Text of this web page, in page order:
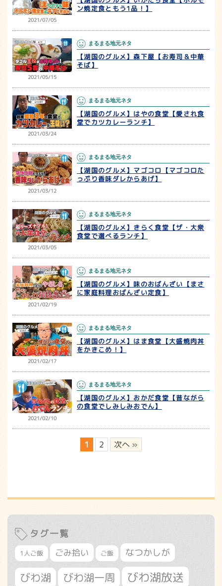
2021/07/05
ン焼定食ともう1品！】
2021/05/15
まるまる地元ネタ
【湖国のグルメ】森下屋【お寿司＆中華
そば】
2021/03/24
まるまる地元ネタ
【湖国のグルメ】はやの食堂【愛され食
堂でカツカレーランチ】
2021/03/12
まるまる地元ネタ
【湖国のグルメ】マゴコロ【マゴコロた
っぷり香味ダレからあげ】
2021/03/05
まるまる地元ネタ
【湖国のグルメ】きらく食堂【ザ・大衆
食堂で選べるランチ】
2021/02/19
まるまる地元ネタ
【湖国のグルメ】味のおばんざい【まさ
に家庭料理おばんざい定食】
2021/02/17
まるまる地元ネタ
【湖国のグルメ】はま食堂【大盛焼肉丼
をかきこめ！】
2021/02/10
まるまる地元ネタ
【湖国のグルメ】おかだ食堂【昔ながら
の食堂でしみしみおでん】
1 2 次へ »
タグ一覧
1人ご飯 ごみ拾い ご飯 なつかしが
びわ湖 びわ湖一周 びわ湖放送